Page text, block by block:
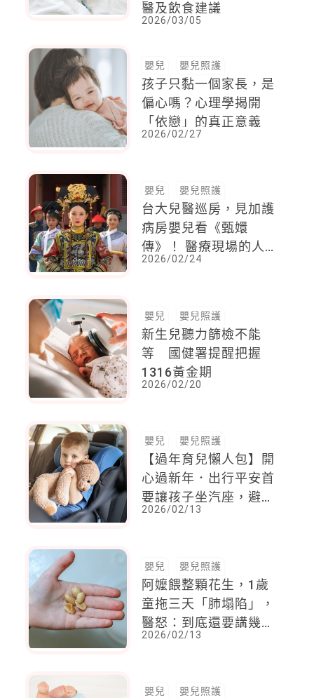
醫及飲食建議
2026/03/05
嬰兒 嬰兒照護
孩子只黏一個家長，是
偏心嗎？心理學揭開
「依戀」的真正意義
2026/02/27
嬰兒 嬰兒照護
台大兒醫巡房，見加護
病房嬰兒看《甄嬛
傳》！ 醫療現場的人
性照護感動人
2026/02/24
嬰兒 嬰兒照護
新生兒聽力篩檢不能
等 國健署提醒把握
1316黃金期
2026/02/20
嬰兒 嬰兒照護
【過年育兒懶人包】開
心過新年．出行平安首
要讓孩子坐汽座，避免
哭鬧，安撫小物不可少
2026/02/13
嬰兒 嬰兒照護
阿嬤餵整顆花生，1歲
童拖三天「肺塌陷」，
醫怒：到底還要講幾
次！ 三四歲以下不要
2026/02/13
嬰兒 嬰兒照護